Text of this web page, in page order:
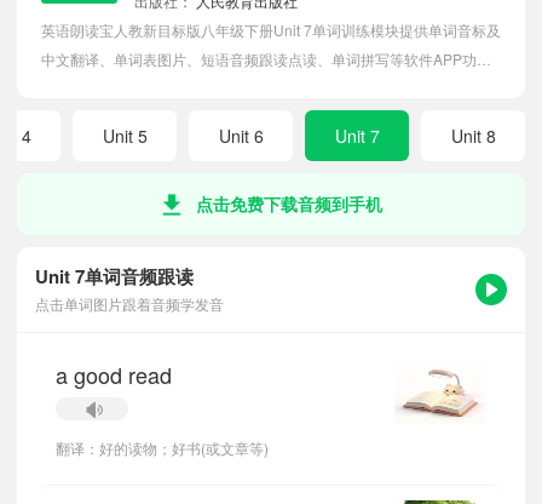
英语朗读宝人教新目标版八年级下册Unit 7单词训练模块提供单词音标及
中文翻译、单词表图片、短语音频跟读点读、单词拼写等软件APP功
4 Unit 5 Unit 6 Unit 7 Unit 8
点击免费下载音频到手机
Unit 7单词音频跟读
点击单词图片跟着音频学发音
a good read
翻译：好的读物；好书(或文章等)